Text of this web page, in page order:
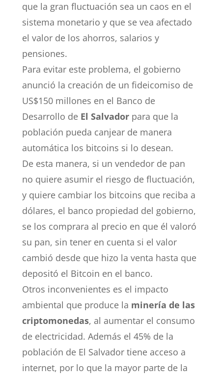
que la gran fluctuación sea un caos en el
sistema monetario y que se vea afectado
el valor de los ahorros, salarios y
pensiones.
Para evitar este problema, el gobierno
anunció la creación de un fideicomiso de
US$150 millones en el Banco de
Desarrollo de El Salvadorpara que la
población pueda canjear de manera
automática los bitcoins si lo desean.
De esta manera, si un vendedor de pan
no quiere asumir el riesgo de fluctuación,
y quiere cambiar los bitcoins que reciba a
dólares, el banco propiedad del gobierno,
se los comprara al precio en que él valoró
su pan, sin tener en cuenta si el valor
cambió desde que hizo la venta hasta que
depositó el Bitcoin en el banco.
Otros inconvenientes es el impacto
ambiental que produce la minería de las
criptomonedas, al aumentar el consumo
de electricidad. Además el 45% de la
población de El Salvador tiene acceso a
internet, por lo que la mayor parte de la